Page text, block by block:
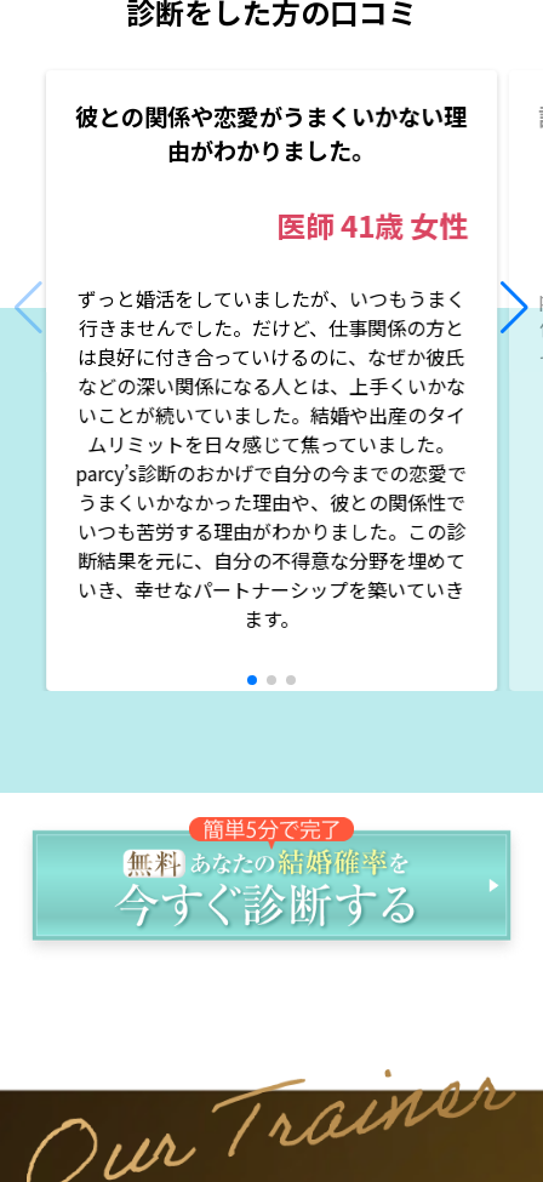
診断をした方の口コミ
彼との関係や恋愛がうまくいかない理
由がわかりました。
医師41歳女性
ずっと婚活をしていましたが、いつもうまく
行きませんでした。だけど、仕事関係の方と
は良好に付き合っていけるのに、なぜか彼氏
などの深い関係になる人とは、上手くいかな
いことが続いていました。結婚や出産のタイ
ムリミットを日々感じて焦っていました。
parcy’s診断のおかげで自分の今までの恋愛で
うまくいかなかった理由や、彼との関係性で
いつも苦労する理由がわかりました。この診
断結果を元に、自分の不得意な分野を埋めて
いき、幸せなパートナーシップを築いていき
ます。